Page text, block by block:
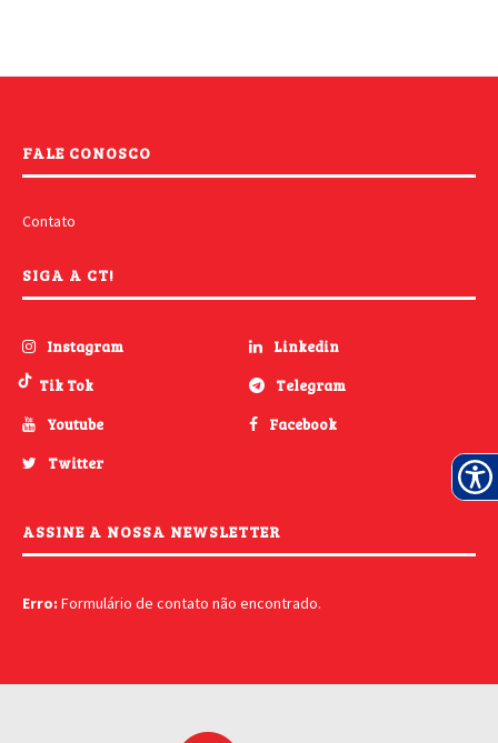
FALE CONOSCO
Contato
SIGA A CT!
Instagram
Linkedin
Tik Tok
Telegram
Youtube
Facebook
Twitter
ASSINE A NOSSA NEWSLETTER
Erro: Formulário de contato não encontrado.